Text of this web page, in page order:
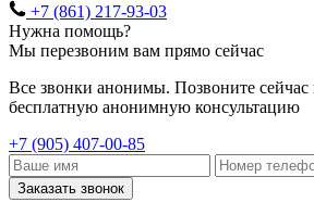
+7 (861) 217-93-03
Нужна помощь?
Мы перезвоним вам прямо сейчас
Все звонки анонимы. Позвоните сейчас
бесплатную анонимную консультацию
+7 (905) 407-00-85
Заказать звонок